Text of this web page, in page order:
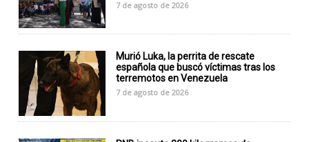
7 de agosto de 2026
Murió Luka, la perrita de rescate
española que buscó víctimas tras los
terremotos en Venezuela
7 de agosto de 2026